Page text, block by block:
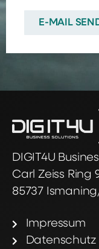
E-MAIL
DIGIT4U
Carl Zeiss Ring
85737
Impressum
Datenschutz